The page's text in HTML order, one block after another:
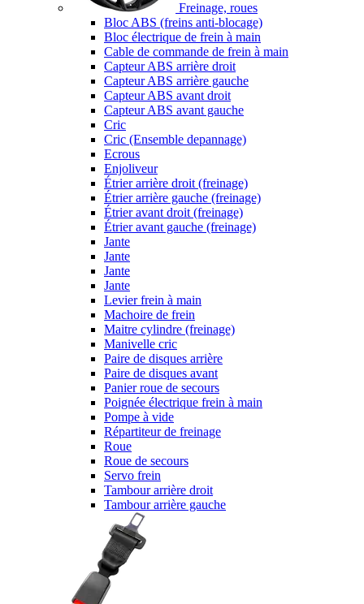
Freinage, roues
Bloc ABS (freins anti-blocage)
Bloc électrique de frein à main
Cable de commande de frein à main
Capteur ABS arrière droit
Capteur ABS arrière gauche
Capteur ABS avant droit
Capteur ABS avant gauche
Cric
Cric (Ensemble depannage)
Ecrous
Enjoliveur
Étrier arrière droit (freinage)
Étrier arrière gauche (freinage)
Étrier avant droit (freinage)
Étrier avant gauche (freinage)
Jante
Jante
Jante
Jante
Levier frein à main
Machoire de frein
Maitre cylindre (freinage)
Manivelle cric
Paire de disques arrière
Paire de disques avant
Panier roue de secours
Poignée électrique frein à main
Pompe à vide
Répartiteur de freinage
Roue
Roue de secours
Servo frein
Tambour arrière droit
Tambour arrière gauche